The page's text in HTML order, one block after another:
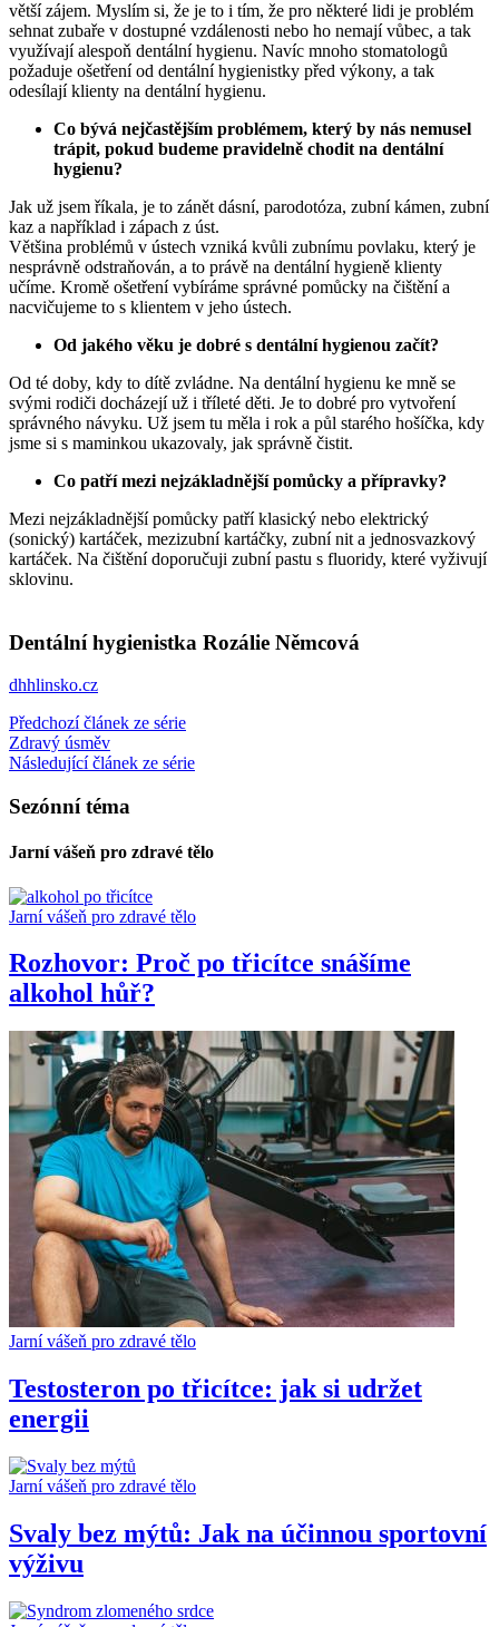
větší zájem. Myslím si, že je to i tím, že pro některé lidi je problém
sehnat zubaře v dostupné vzdálenosti nebo ho nemají vůbec, a tak
využívají alespoň dentální hygienu. Navíc mnoho stomatologů
požaduje ošetření od dentální hygienistky před výkony, a tak
odesílají klienty na dentální hygienu.
Co bývá nejčastějším problémem, který by nás nemusel
trápit, pokud budeme pravidelně chodit na dentální
hygienu?
Jak už jsem říkala, je to zánět dásní, parodotóza, zubní kámen, zubní
kaz a například i zápach z úst.
Většina problémů v ústech vzniká kvůli zubnímu povlaku, který je
nesprávně odstraňován, a to právě na dentální hygieně klienty
učíme. Kromě ošetření vybíráme správné pomůcky na čištění a
nacvičujeme to s klientem v jeho ústech.
Od jakého věku je dobré s dentální hygienou začít?
Od té doby, kdy to dítě zvládne. Na dentální hygienu ke mně se
svými rodiči docházejí už i tříleté děti. Je to dobré pro vytvoření
správného návyku. Už jsem tu měla i rok a půl starého hošíčka, kdy
jsme si s maminkou ukazovaly, jak správně čistit.
Co patří mezi nejzákladnější pomůcky a přípravky?
Mezi nejzákladnější pomůcky patří klasický nebo elektrický
(sonický) kartáček, mezizubní kartáčky, zubní nit a jednosvazkový
kartáček. Na čištění doporučuji zubní pastu s fluoridy, které vyživují
sklovinu.
Dentální hygienistka Rozálie Němcová
dhhlinsko.cz
Předchozí článek ze série
Zdravý úsměv
Následující článek ze série
Sezónní téma
Jarní vášeň pro zdravé tělo
Jarní vášeň pro zdravé tělo
Rozhovor: Proč po třicítce snášíme
alkohol hůř?
Jarní vášeň pro zdravé tělo
Testosteron po třicítce: jak si udržet
energii
Jarní vášeň pro zdravé tělo
Svaly bez mýtů: Jak na účinnou sportovní
výživu